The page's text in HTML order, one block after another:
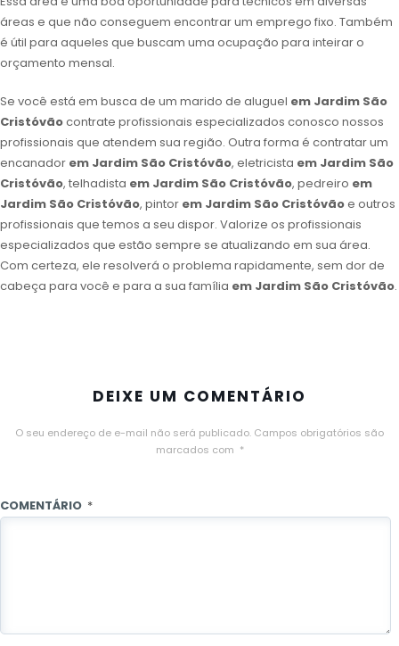
áreas e que não conseguem encontrar um emprego fixo. Também
é útil para aqueles que buscam uma ocupação para inteirar o
orçamento mensal.
Se você está em busca de um marido de aluguel em Jardim São
Cristóvãocontrate profissionais especializados conosco nossos
profissionais que atendem sua região. Outra forma é contratar um
encanador em Jardim São Cristóvão, eletricista em Jardim São
Cristóvão, telhadista em Jardim São Cristóvão, pedreiro em
Jardim São Cristóvão, pintor em Jardim São Cristóvãoe outros
profissionais que temos a seu dispor. Valorize os profissionais
especializados que estão sempre se atualizando em sua área.
Com certeza, ele resolverá o problema rapidamente, sem dor de
cabeça para você e para a sua família em Jardim São Cristóvão.
DEIXE UM COMENTÁRIO
O seu endereço de e-mail não será publicado. Campos obrigatórios são
marcados com *
COMENTÁRIO *